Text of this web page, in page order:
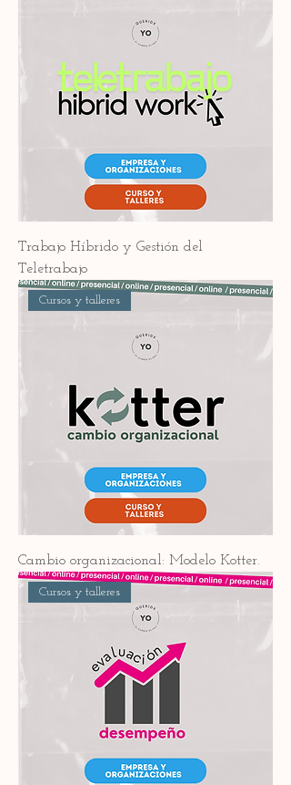
Trabajo Híbrido y Gestión del
Teletrabajo
Cursos y talleres
Cambio organizacional: Modelo Kotter.
Cursos y talleres